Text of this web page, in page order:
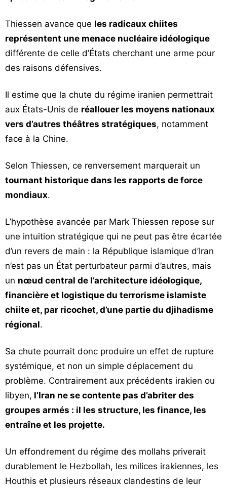
Thiessen avance que les radicaux chiites
représentent une menace nucléaire idéologique
différente de celle d’États cherchant une arme pour
des raisons défensives.
Il estime que la chute du régime iranien permettrait
aux États-Unis de réallouer les moyens nationaux
vers d’autres théâtres stratégiques, notamment
face à la Chine.
Selon Thiessen, ce renversement marquerait un
tournant historique dans les rapports de force
mondiaux.
L’hypothèse avancée par Mark Thiessen repose sur
une intuition stratégique qui ne peut pas être écartée
d’un revers de main : la République islamique d’Iran
n’est pas un État perturbateur parmi d’autres, mais
un nœud central de l’architecture idéologique,
financière et logistique du terrorisme islamiste
chiite et, par ricochet, d’une partie du djihadisme
régional.
Sa chute pourrait donc produire un effet de rupture
systémique, et non un simple déplacement du
problème. Contrairement aux précédents irakien ou
libyen, l’Iran ne se contente pas d’abriter des
groupes armés : il les structure, les finance, les
entraîne et les projette.
Un effondrement du régime des mollahs priverait
durablement le Hezbollah, les milices irakiennes, les
Houthis et plusieurs réseaux clandestins de leur